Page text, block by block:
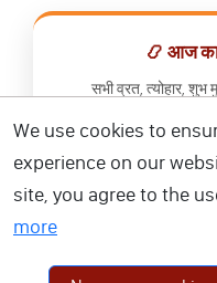
📿 आज का
सभी व्रत, त्योहार, शुभ
📅 हिंदी
We use cookies to
experience on our
site, you agree to the
more